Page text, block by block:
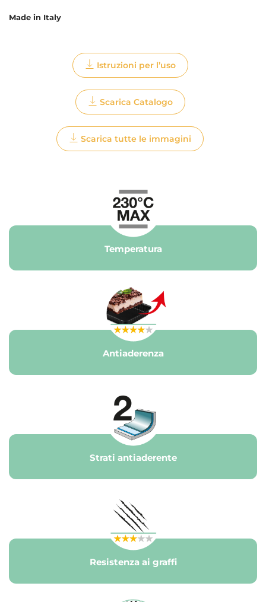
Made in Italy
Istruzioni per l’uso
Scarica Catalogo
Scarica tutte le immagini
Temperatura
Antiaderenza
Strati antiaderente
Resistenza ai graffi